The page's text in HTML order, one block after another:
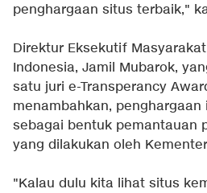
penghargaan situs terbaik,"
Direktur Eksekutif
Indonesia, Jamil Mubarok,
satu juri e-Transperancy
menambahkan, penghargaan
sebagai bentuk pemantauan
yang dilakukan oleh
"Kalau dulu kita lihat situs